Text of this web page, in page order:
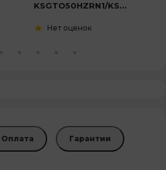
KSGTO50HZRN1/KS...
Нет оценок
Оплата Гарантии